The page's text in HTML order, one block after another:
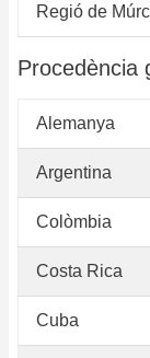
Regió de
Procedència
Alemanya
Argentina
Colòmbia
Costa Rica
Cuba